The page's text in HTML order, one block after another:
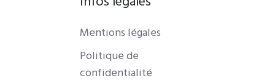
Mentions légales
Politique de
confidentialité